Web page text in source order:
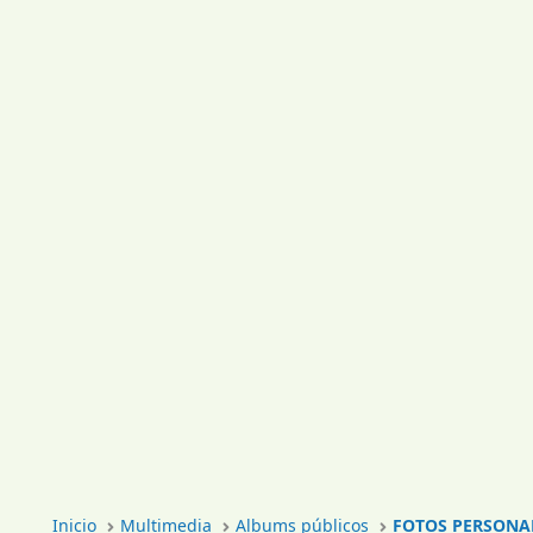
Inicio Multimedia Albums públicos FOTOS